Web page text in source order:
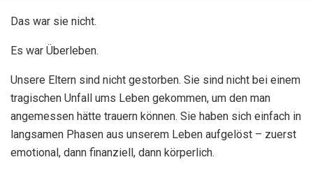
Das war sie nicht.
Es war Überleben.
Unsere Eltern sind nicht gestorben. Sie sind nicht bei einem
tragischen Unfall ums Leben gekommen, um den man
angemessen hätte trauern können. Sie haben sich einfach in
langsamen Phasen aus unserem Leben aufgelöst – zuerst
emotional, dann finanziell, dann körperlich.